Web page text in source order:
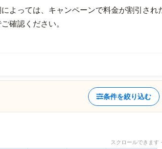
よっては、キャンペーンで料金が割引され
確認ください。
条件を絞り込む
スクロールできま